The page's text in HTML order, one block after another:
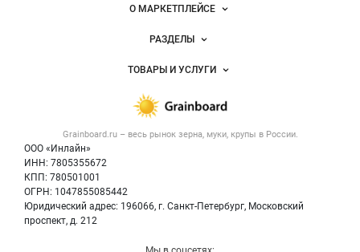
Важные разделы и контакты
Grainboard.ru – весь рынок зерна, муки, крупы в России.
ООО «Инлайн»
ИНН: 7805355672
КПП: 780501001
ОГРН: 1047855085442
Юридический адрес: 196066, г. Санкт-Петербург, Московский
проспект, д. 212
Навигация по сайтуО МАРКЕТПЛЕЙСЕ
Новости Grainboard.ru
Размещение рекламы
Публичная оферта
Контактная информация
Политика обработки персональных данных
РАЗДЕЛЫ
Объявления
Новости рынка
ТОВАРЫ И УСЛУГИ
Крупы
Мука